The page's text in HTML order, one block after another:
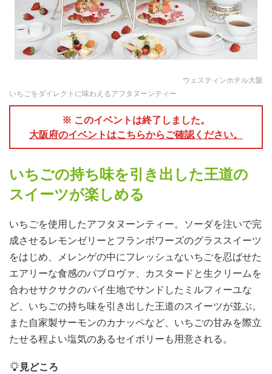
ウェスティンホテル大阪
いちごをダイレクトに味わえるアフタヌーンティー
※ このイベントは終了しました。
大阪府のイベントはこちらからご確認ください。
いちごの持ち味を引き出した王道の
スイーツが楽しめる
いちごを使用したアフタヌーンティー。ソーダを注いで完
成させるレモンゼリーとフランボワーズのグラススイーツ
をはじめ、メレンゲの中にフレッシュないちごを忍ばせた
エアリーな食感のパブロヴァ、カスタードと生クリームを
合わせサクサクのパイ生地でサンドしたミルフィーユな
ど、いちごの持ち味を引き出した王道のスイーツが並ぶ。
また自家製サーモンのカナッペなど、いちごの甘みを際立
たせる程よい塩気のあるセイボリーも用意される。
見どころ